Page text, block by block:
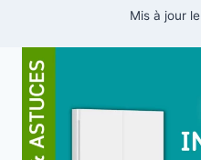
Mis à jour le